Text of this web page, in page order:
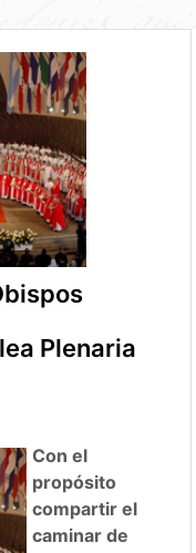
Plenaria
Con el
propósito
compartir el
caminar de